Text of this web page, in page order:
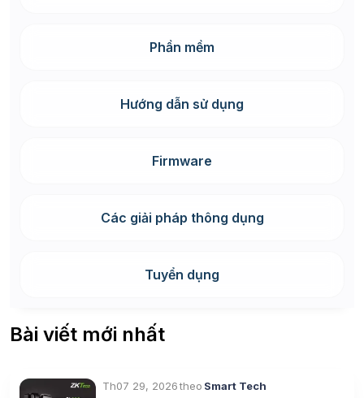
Phần mềm
Hướng dẫn sử dụng
Firmware
Các giải pháp thông dụng
Tuyển dụng
Bài viết mới nhất
Th07 29, 2026theo Smart Tech